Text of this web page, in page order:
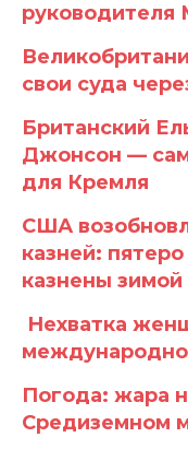
руководителя
свои суда
Британский
Джонсон —
для Кремля
США
казней:
казнены зимой
Нехватка
Погода: жара
Средиземном